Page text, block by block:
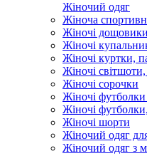
Жіночий одяг
Жіноча
Жіночі дощовики
Жіночі
Жіночі куртки,
Жіночі
Жіночі сорочки
Жіночі
Жіночі
Жіночі шорти
Жіночий одяг
Жіночий одяг з